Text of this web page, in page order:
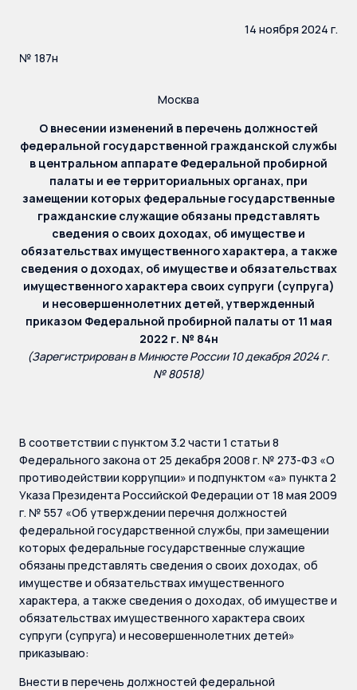
14 ноября 2024 г.
№ 187н
Москва
О внесении изменений в перечень должностей
федеральной государственной гражданской службы
в центральном аппарате Федеральной пробирной
палаты и ее территориальных органах, при
замещении которых федеральные государственные
гражданские служащие обязаны представлять
сведения о своих доходах, об имуществе и
обязательствах имущественного характера, а также
сведения о доходах, об имуществе и обязательствах
имущественного характера своих супруги (супруга)
и несовершеннолетних детей, утвержденный
приказом Федеральной пробирной палаты от 11 мая
2022 г. № 84н
(Зарегистрирован в Минюсте России 10 декабря 2024 г.
№ 80518)
В соответствии с пунктом 3.2 части 1 статьи 8
Федерального закона от 25 декабря 2008 г. № 273-ФЗ «О
противодействии коррупции» и подпунктом «а» пункта 2
Указа Президента Российской Федерации от 18 мая 2009
г. № 557 «Об утверждении перечня должностей
федеральной государственной службы, при замещении
которых федеральные государственные служащие
обязаны представлять сведения о своих доходах, об
имуществе и обязательствах имущественного
характера, а также сведения о доходах, об имуществе и
обязательствах имущественного характера своих
супруги (супруга) и несовершеннолетних детей»
приказываю:
Внести в перечень должностей федеральной